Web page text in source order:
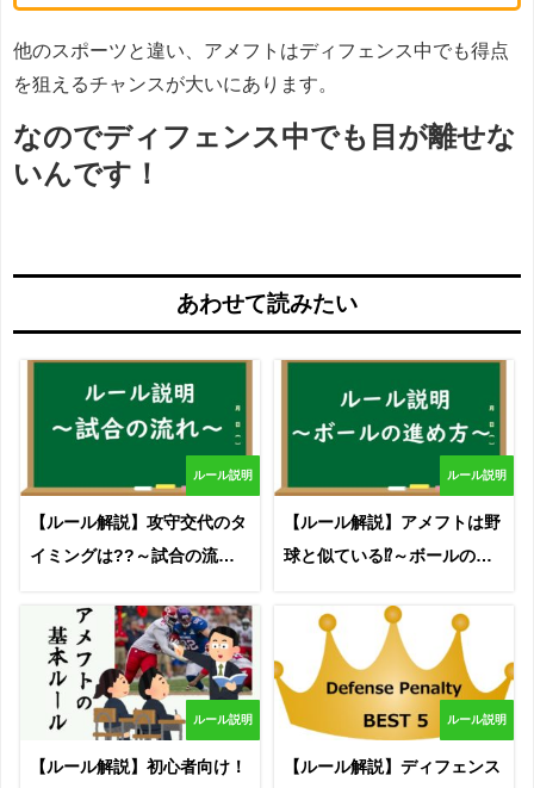
他のスポーツと違い、アメフトはディフェンス中でも得点
を狙えるチャンスが大いにあります。
なのでディフェンス中でも目が離せな
いんです！
あわせて読みたい
ルール説明
【ルール解説】攻守交代のタ
イミングは??～試合の流れ
ルール説明
【ルール解説】アメフトは野
球と似ている⁉～ボールの進
ルール説明
【ルール解説】初心者向け！
ルール説明
【ルール解説】ディフェンス